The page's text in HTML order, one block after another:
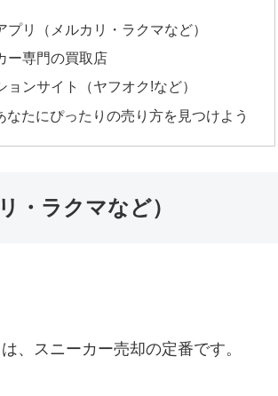
プリ（メルカリ・ラクマなど）
ー専門の買取店
ョンサイト（ヤフオク!など）
なたにぴったりの売り方を見つけよう
・ラクマなど）
、スニーカー売却の定番です。